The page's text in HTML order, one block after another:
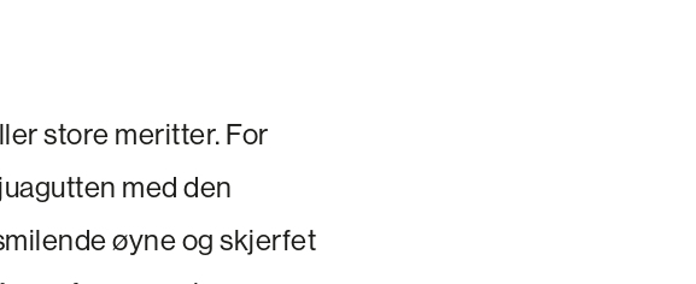
store meritter. For
med den
øyne og skjerfet